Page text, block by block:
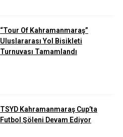
“Tour Of Kahramanmaraş”
Uluslararası Yol Bisikleti
Turnuvası Tamamlandı
TSYD Kahramanmaraş Cup’ta
Futbol Şöleni Devam Ediyor